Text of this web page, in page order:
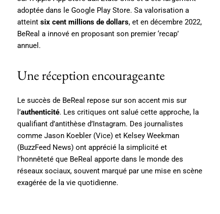
adoptée dans le Google Play Store. Sa valorisation a
atteint six cent millions de dollars, et en décembre 2022,
BeReal a innové en proposant son premier ‘recap’
annuel.
Une réception encourageante
Le succès de BeReal repose sur son accent mis sur
l’authenticité. Les critiques ont salué cette approche, la
qualifiant d’antithèse d’Instagram. Des journalistes
comme Jason Koebler (Vice) et Kelsey Weekman
(BuzzFeed News) ont apprécié la simplicité et
l’honnêteté que BeReal apporte dans le monde des
réseaux sociaux, souvent marqué par une mise en scène
exagérée de la vie quotidienne.